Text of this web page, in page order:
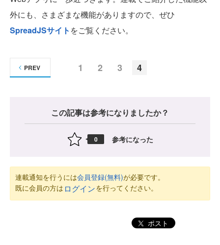
外にも、さまざまな機能がありますので、ぜひ
SpreadJSサイト をご覧ください。
1 2 3 4
PREV
この記事は参考になりましたか？
0 参考になった
連載通知を行うには会員登録(無料)が必要です。
既に会員の方は ログインを行ってください。
ポスト